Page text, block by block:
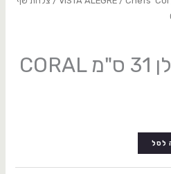
צלחת שף פורצלן 31 ס"מ CORAL
לסל